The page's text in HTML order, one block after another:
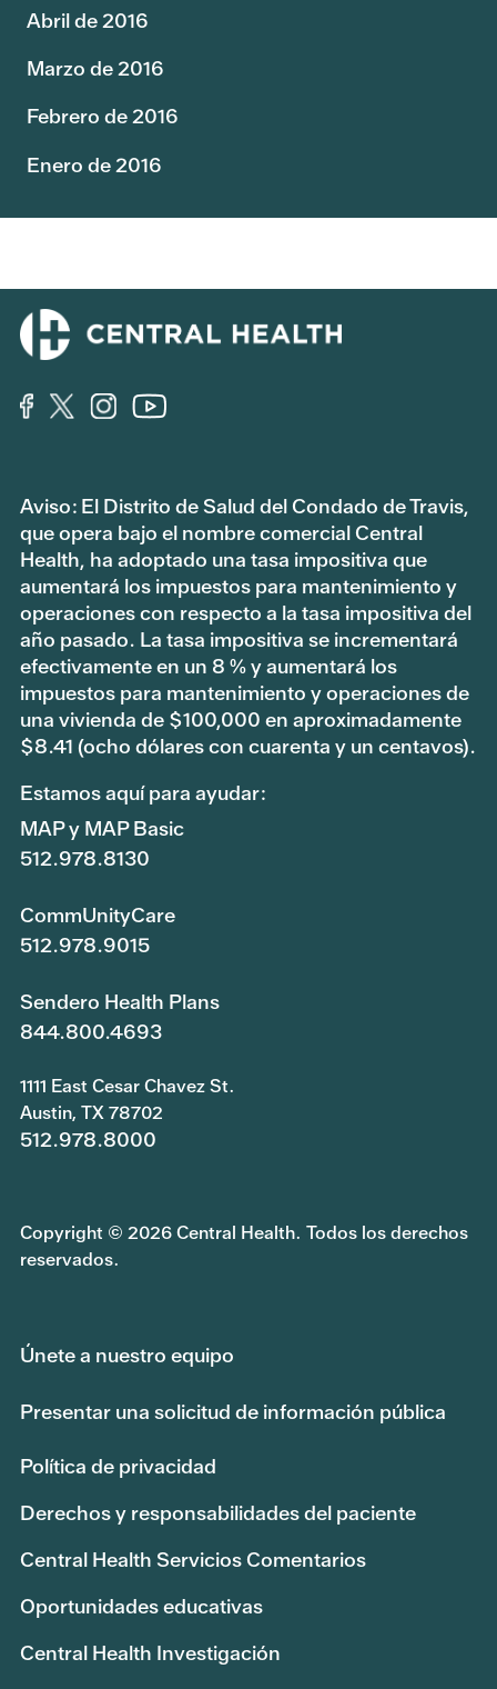
Abril de 2016
Marzo de 2016
Febrero de 2016
Enero de 2016
Aviso: El Distrito de Salud del Condado de Travis,
que opera bajo el nombre comercial Central
Health, ha adoptado una tasa impositiva que
aumentará los impuestos para mantenimiento y
operaciones con respecto a la tasa impositiva del
año pasado. La tasa impositiva se incrementará
efectivamente en un 8 % y aumentará los
impuestos para mantenimiento y operaciones de
una vivienda de $100,000 en aproximadamente
$8.41 (ocho dólares con cuarenta y un centavos).
Estamos aquí para ayudar:
MAP y MAP Basic
512.978.8130
CommUnityCare
512.978.9015
Sendero Health Plans
844.800.4693
1111 East Cesar Chavez St.
Austin, TX 78702
512.978.8000
Copyright © 2026 Central Health. Todos los derechos
reservados.
Únete a nuestro equipo
Presentar una solicitud de información pública
Política de privacidad
Derechos y responsabilidades del paciente
Central Health Servicios Comentarios
Oportunidades educativas
Central Health Investigación